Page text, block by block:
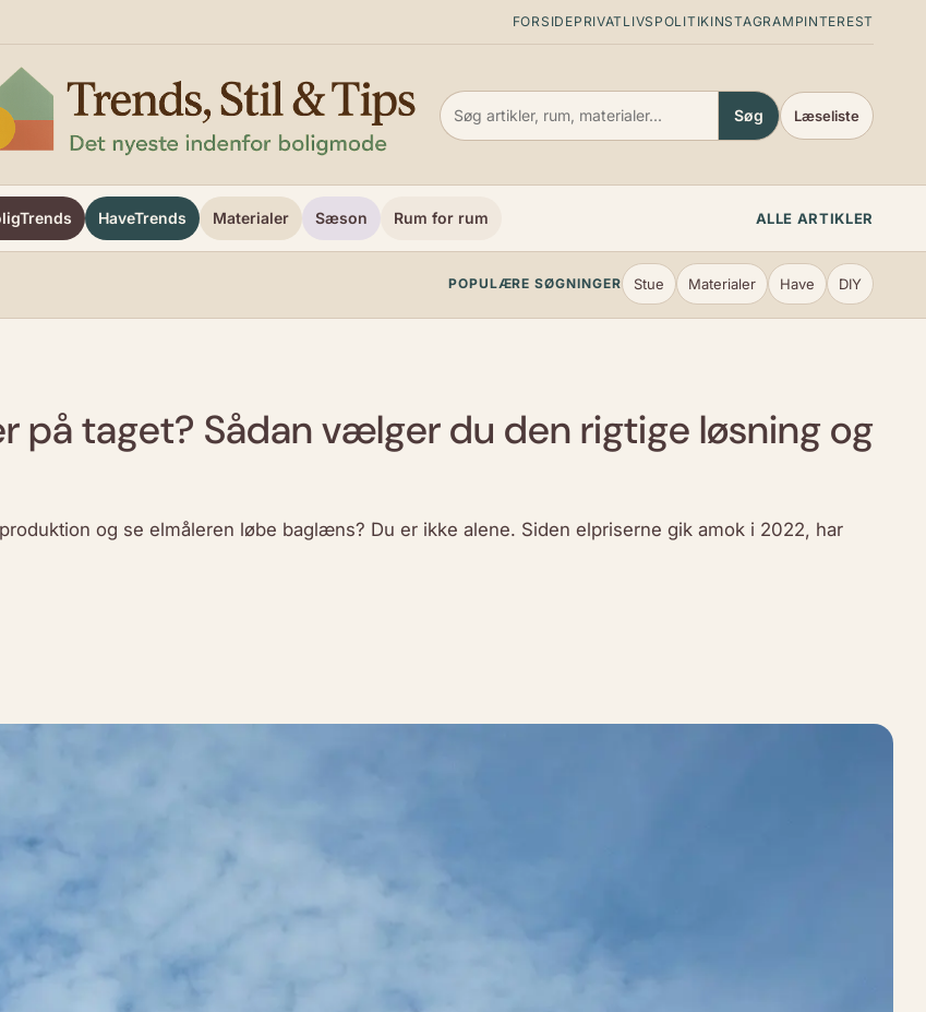
FORSIDEPRIVATLIVSPOLITIKINSTAGRAM PINTEREST
Søg Læseliste
HaveTrends Materialer Sæson Rum for rum ALLE ARTIKLER
POPULÆRE SØGNINGER Stue Materialer Have DIY
på taget? Sådan vælger du den rigtige løsning og
og se elmåleren løbe baglæns? Du er ikke alene. Siden elpriserne gik amok i 2022, har